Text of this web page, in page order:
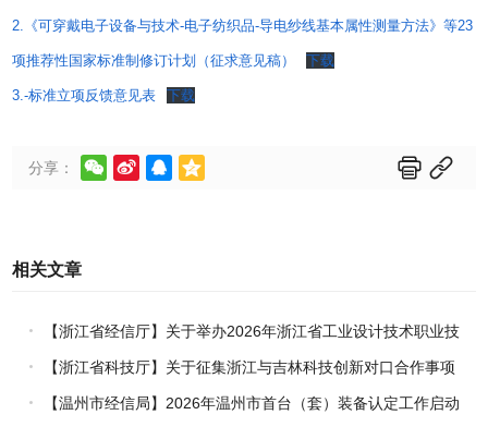
2.《可穿戴电子设备与技术-电子纺织品-导电纱线基本属性测量方法》等23
项推荐性国家标准制修订计划（征求意见稿） 下载
3.-标准立项反馈意见表 下载
分享：      
相关文章
【浙江省经信厅】关于举办2026年浙江省工业设计技术职业技
能竞赛的通知
【浙江省科技厅】关于征集浙江与吉林科技创新对口合作事项
的通知【温州市经信局】2026年温州市首台（套）装备认定工作启动